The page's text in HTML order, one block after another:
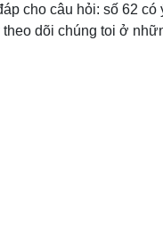
cho câu hỏi: số 62
dõi chúng toi ở